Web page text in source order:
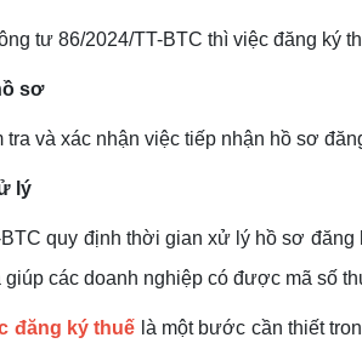
tư 86/2024/TT-BTC thì việc đăng ký
sơ
và xác nhận việc tiếp nhận hồ sơ
lý
quy định thời gian xử lý hồ sơ
các doanh nghiệp có được mã số
đăng ký thuế là một bước cần thiết